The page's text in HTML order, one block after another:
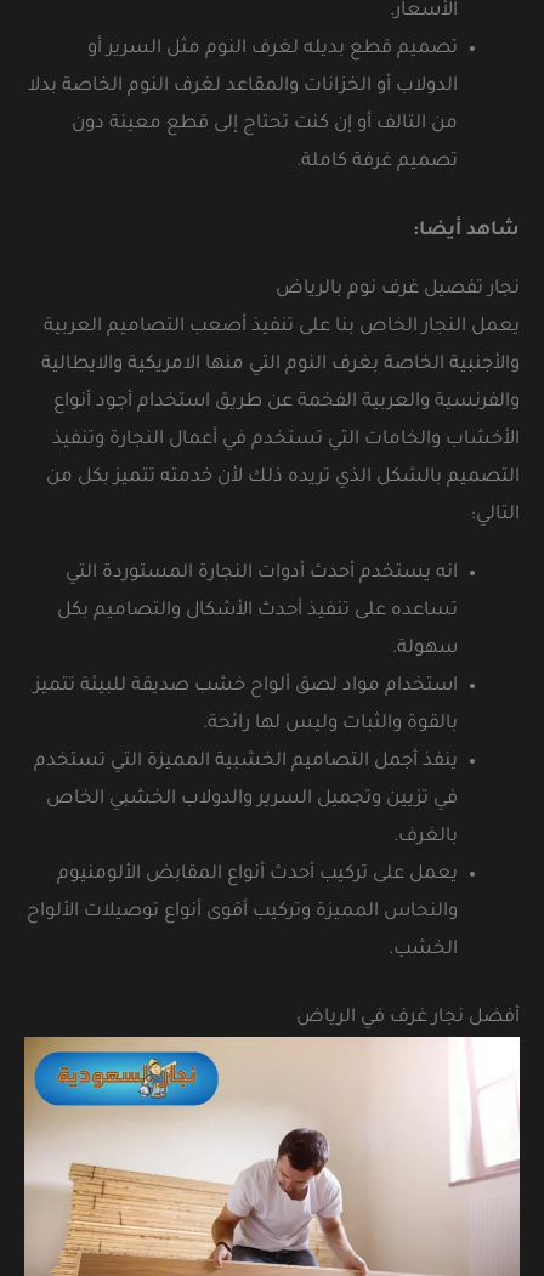
الأسعار.
تصميم قطع بديله لغرف النوم مثل السرير أو
الدولاب أو الخزانات والمقاعد لغرف النوم الخاصة بدلا
من التالف أو إن كنت تحتاج إلى قطع معينة دون
تصميم غرفة كاملة.
شاهد أيضا:
نجار تفصيل غرف نوم بالرياض
يعمل النجار الخاص بنا على تنفيذ أصعب التصاميم العربية
والأجنبية الخاصة بغرف النوم التي منها الامريكية والايطالية
والفرنسية والعربية الفخمة عن طريق استخدام أجود أنواع
الأخشاب والخامات التي تستخدم في أعمال النجارة وتنفيذ
التصميم بالشكل الذي تريده ذلك لأن خدمته تتميز بكل من
التالي:
انه يستخدم أحدث أدوات النجارة المستوردة التي
تساعده على تنفيذ أحدث الأشكال والتصاميم بكل
سهولة.
استخدام مواد لصق ألواح خشب صديقة للبيئة تتميز
بالقوة والثبات وليس لها رائحة.
ينفذ أجمل التصاميم الخشبية المميزة التي تستخدم
في تزيين وتجميل السرير والدولاب الخشبي الخاص
بالغرف.
يعمل على تركيب أحدث أنواع المقابض الألومنيوم
والنحاس المميزة وتركيب أقوى أنواع توصيلات الألواح
الخشب.
أفضل نجار غرف في الرياض